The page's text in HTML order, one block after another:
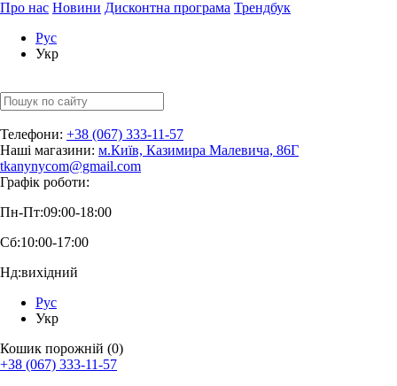
Про нас Новини Дисконтна програма Трендбук
Рус
Укр
Телефони: +38 (067) 333-11-57
Наші магазини: м.Київ, Казимира Малевича, 86Г
tkanynycom@gmail.com
Графік роботи:
Пн-Пт:09:00-18:00
Сб:10:00-17:00
Нд:вихідний
Рус
Укр
Кошик порожній (0)
+38 (067) 333-11-57